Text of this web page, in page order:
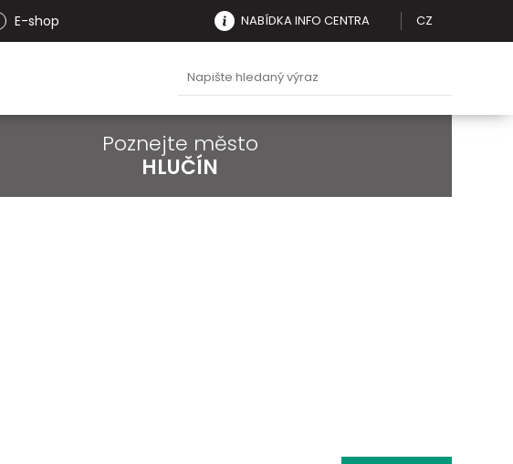
E-shop NABÍDKA INFO CENTRA CZ
Poznejte město
HLUČÍN